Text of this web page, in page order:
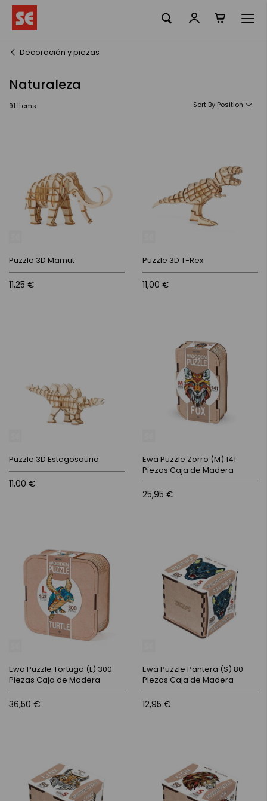
Content
Decoración y piezas
Naturaleza
91 Items Sort By
Puzzle 3D Mamut
11,25 €
Puzzle 3D T-Rex
11,00 €
Puzzle 3D Estegosaurio
11,00 €
Ewa Puzzle Zorro (M) 141
Piezas Caja de Madera
25,95 €
Ewa Puzzle Tortuga (L) 300
Piezas Caja de Madera
36,50 €
Ewa Puzzle Pantera (S) 80
Piezas Caja de Madera
12,95 €